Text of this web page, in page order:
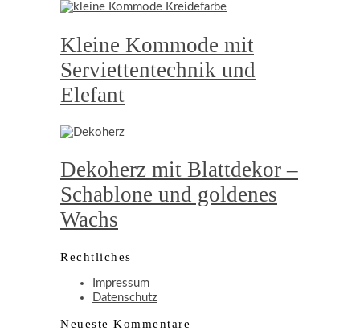
Kleine Kommode mit
Serviettentechnik und
Elefant
Dekoherz mit Blattdekor –
Schablone und goldenes
Wachs
Rechtliches
Impressum
Datenschutz
Neueste Kommentare